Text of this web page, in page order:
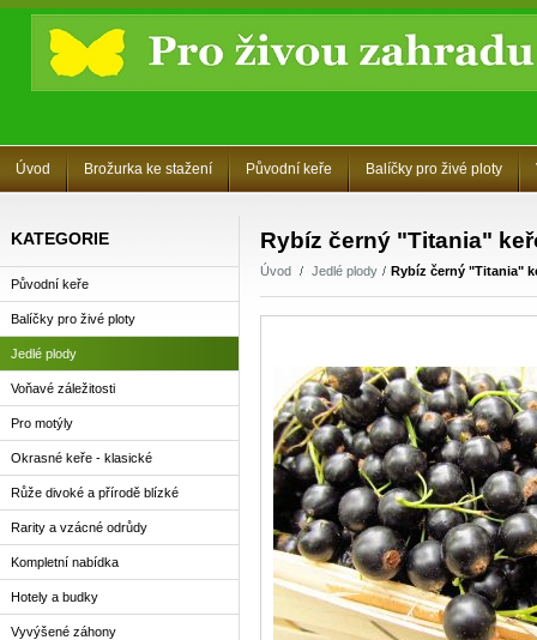
Úvod Brožurka ke stažení Původní keře Balíčky pro živé ploty
KATEGORIE
Původní keře
Balíčky pro živé ploty
Jedlé plody
Voňavé záležitosti
Pro motýly
Okrasné keře - klasické
Růže divoké a přírodě blízké
Rarity a vzácné odrůdy
Kompletní nabídka
Hotely a budky
Vyvýšené záhony
Rybíz černý "Titania"
Úvod Jedlé plody Rybíz černý "Titania"